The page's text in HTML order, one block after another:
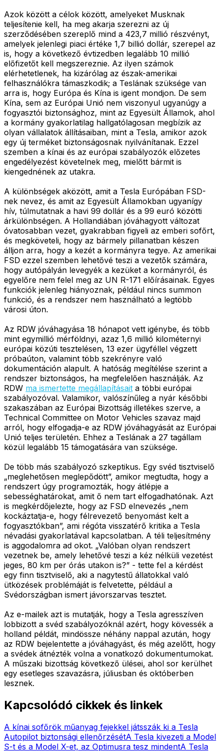
Azok között a célok között, amelyeket Musknak
teljesítenie kell, ha meg akarja szerezni az új
szerződésében szereplő mind a 423,7 millió részvényt,
amelyek jelenlegi piaci értéke 1,7 billió dollár, szerepel az
is, hogy a következő évtizedben legalább 10 millió
előfizetőt kell megszereznie. Az ilyen számok
elérhetetlenek, ha kizárólag az észak-amerikai
felhasználókra támaszkodik; a Teslának szüksége van
arra is, hogy Európa és Kína is igent mondjon. De sem
Kína, sem az Európai Unió nem viszonyul ugyanúgy a
fogyasztói biztonsághoz, mint az Egyesült Államok, ahol
a kormány gyakorlatilag hallgatólagosan megbízik az
olyan vállalatok állításaiban, mint a Tesla, amikor azok
egy új terméket biztonságosnak nyilvánítanak. Ezzel
szemben a kínai és az európai szabályozók előzetes
engedélyezést követelnek meg, mielőtt bármit is
kiengednének az utakra.
A különbségek aközött, amit a Tesla Európában FSD-
nek nevez, és amit az Egyesült Államokban ugyanígy
hív, túlmutatnak a havi 99 dollár és a 99 euró közötti
árkülönbségen. A Hollandiában jóváhagyott változat
óvatosabban vezet, gyakrabban figyeli az emberi sofőrt,
és megköveteli, hogy az bármely pillanatban készen
álljon arra, hogy a kezét a kormányra tegye. Az amerikai
FSD ezzel szemben lehetővé teszi a vezetők számára,
hogy autópályán levegyék a kezüket a kormányról, és
egyelőre nem felel meg az UN R-171 előírásainak. Egyes
funkciók jelenleg hiányoznak, például nincs summon
funkció, és a rendszer nem használható a legtöbb
városi úton.
Az RDW jóváhagyása 18 hónapot vett igénybe, és több
mint egymillió mérföldnyi, azaz 1,6 millió kilométernyi
európai közúti tesztelésen, 13 ezer ügyféllel végzett
próbaúton, valamint több szekrényre való
dokumentáción alapult. A hatóság megítélése szerint a
rendszer biztonságos, ha megfelelően használják. Az
RDW ma ismertette megállapításait a többi európai
szabályozóval. Valamikor, valószínűleg a nyár későbbi
szakaszában az Európai Bizottság illetékes szerve, a
Technical Committee on Motor Vehicles szavaz majd
arról, hogy elfogadja-e az RDW jóváhagyását az Európai
Unió teljes területén. Ehhez a Teslának a 27 tagállam
közül legalább 15 támogatására van szüksége.
De több más szabályozó szkeptikus. Egy svéd tisztviselő
„meglehetősen meglepődött”, amikor megtudta, hogy a
rendszert úgy programozták, hogy átlépje a
sebességhatárokat, amit ő nem tart elfogadhatónak. Azt
is megkérdőjelezte, hogy az FSD elnevezés „nem
kockáztatja-e, hogy félrevezető benyomást kelt a
fogyasztókban”, ami régóta visszatérő kritika a Tesla
névadási gyakorlatával kapcsolatban. A téli teljesítmény
is aggodalomra ad okot. „Valóban olyan rendszert
vezetnek be, amely lehetővé teszi a kéz nélküli vezetést
jeges, 80 km per órás utakon is?” - tette fel a kérdést
egy finn tisztviselő, aki a nagytestű állatokkal való
ütközések problémáját is felvetette, például a
Svédországban ismert jávorszarvas tesztet.
Az e-mailek azt is mutatják, hogy a Tesla agresszíven
lobbizott a svéd szabályozóknál azért, hogy kövessék a
holland példát, mindössze néhány nappal azután, hogy
az RDW bejelentette a jóváhagyást, és még azelőtt, hogy
a svédek átnézték volna a vonatkozó dokumentumokat.
A műszaki bizottság következő ülései, ahol sor kerülhet
egy esetleges szavazásra, júliusban és októberben
lesznek.
Kapcsolódó cikkek és linkek
A kínai sofőrök műanyag fejekkel játsszák ki a Tesla
Autopilot biztonsági ellenőrzésétA Tesla kivezeti a Model
S-t és a Model X-et, az Optimusra tesz mindentA Tesla